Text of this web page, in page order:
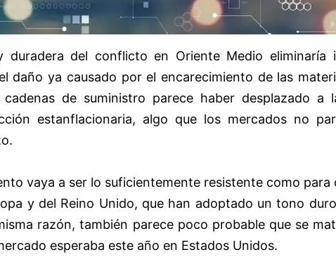
duradera del conflicto en Oriente Medio eliminaría
daño ya causado por el encarecimiento de las
de suministro parece haber desplazado a
estanflacionaria, algo que los mercados no
vaya a ser lo suficientemente resistente como para
y del Reino Unido, que han adoptado un tono
razón, también parece poco probable que se
esperaba este año en Estados Unidos.